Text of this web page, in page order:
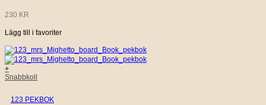
230 KR
Lägg till i favoriter
+
Snabbkoll
123 PEKBOK